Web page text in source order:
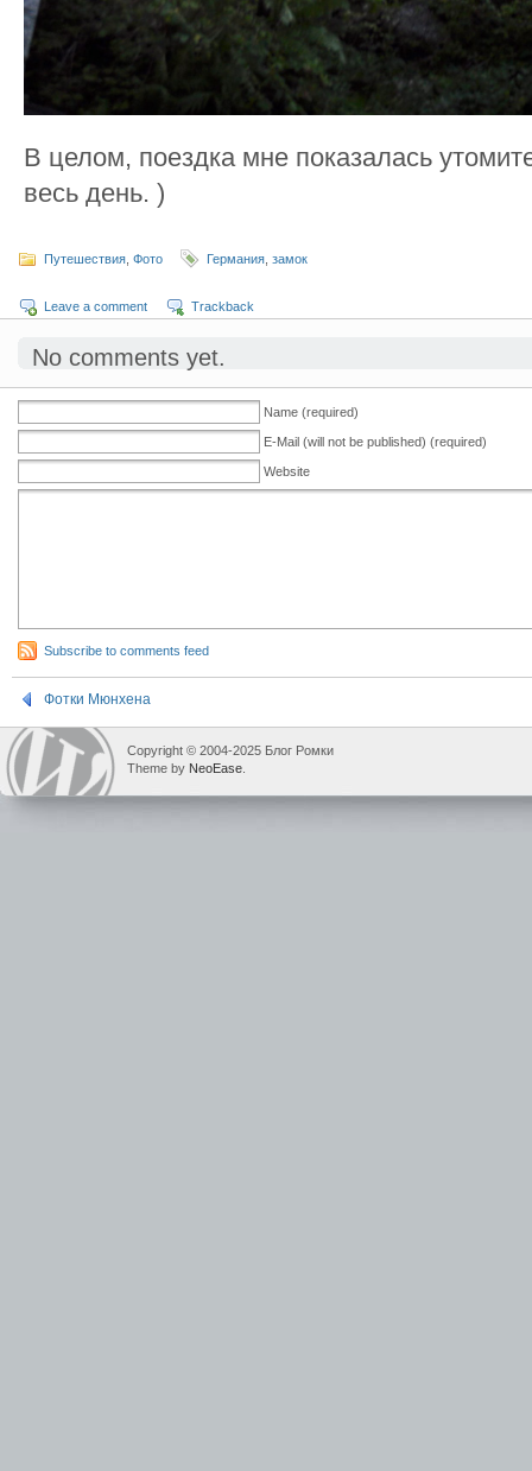
В целом, поездка мне показалась
весь день. )
Путешествия Фото Германия замок
Leave a comment Trackback
No comments yet.
Name (required)
E-Mail (will not be published) (required)
Website
Subscribe to comments feed
Фотки Мюнхена
Copyright © 2004-2025 Блог Ромки
Theme by NeoEase